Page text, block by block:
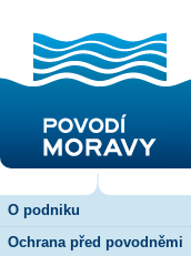
O podniku
Ochrana před povodněmi